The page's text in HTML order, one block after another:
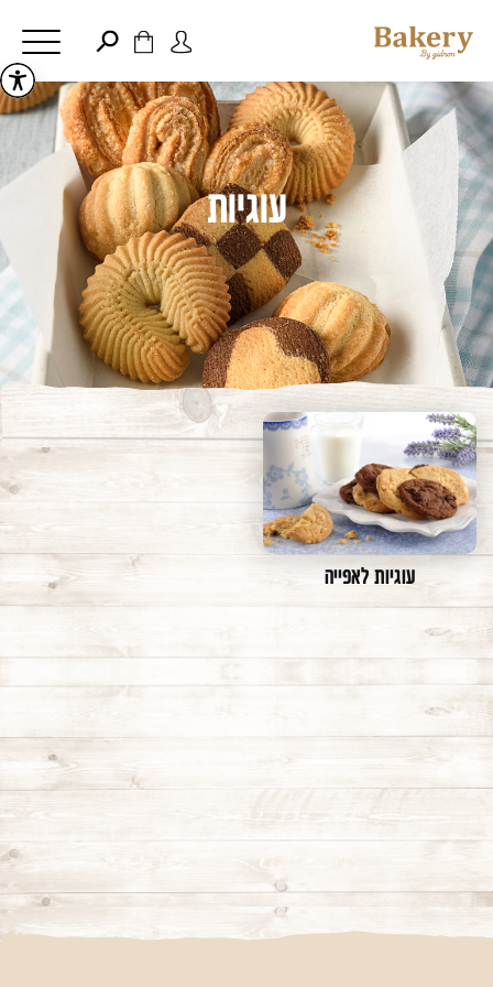
חלונית
עגלה
חלונית
משתמש
אין מוצרים בעגלה
סגור
כבר רשומים? התחברו
זכור אותי שכחתי סיסמה
משתמש חדש/אורח
עוגיות
עוגיות לאפייה